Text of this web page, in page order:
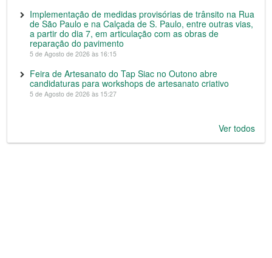
Implementação de medidas provisórias de trânsito na Rua
de São Paulo e na Calçada de S. Paulo, entre outras vias,
a partir do dia 7, em articulação com as obras de
reparação do pavimento
5 de Agosto de 2026 às 16:15
Feira de Artesanato do Tap Siac no Outono abre
candidaturas para workshops de artesanato criativo
5 de Agosto de 2026 às 15:27
Ver todos